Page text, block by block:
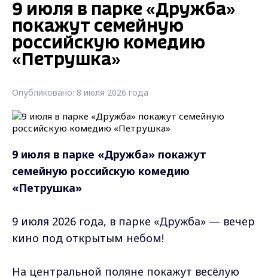
9 июля в парке «Дружба»
покажут семейную
российскую комедию
«Петрушка»
Опубликовано: 8 июля 2026 года
9 июля в парке «Дружба» покажут
семейную российскую комедию
«Петрушка»
9 июля 2026 года, в парке «Дружба» — вечер
кино под открытым небом!
На центральной поляне покажут весёлую